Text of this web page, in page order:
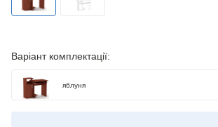
Варіант комплектації:
яблуня